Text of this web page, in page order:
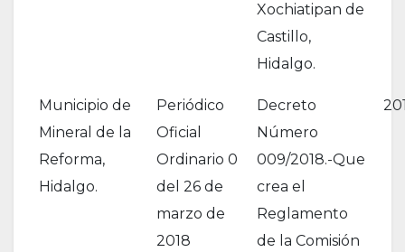
Xochiatipan de
Castillo,
Hidalgo.
Municipio de
Mineral de la
Reforma,
Hidalgo.
Periódico
Oficial
Ordinario 0
del 26 de
marzo de
2018
Decreto
Número
009/2018.-Que
crea el
Reglamento
de la Comisión